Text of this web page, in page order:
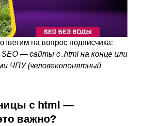
на вопрос подписчика:
— сайты с .html на конце или
ЧПУ (человекопонятный
с html —
важно?